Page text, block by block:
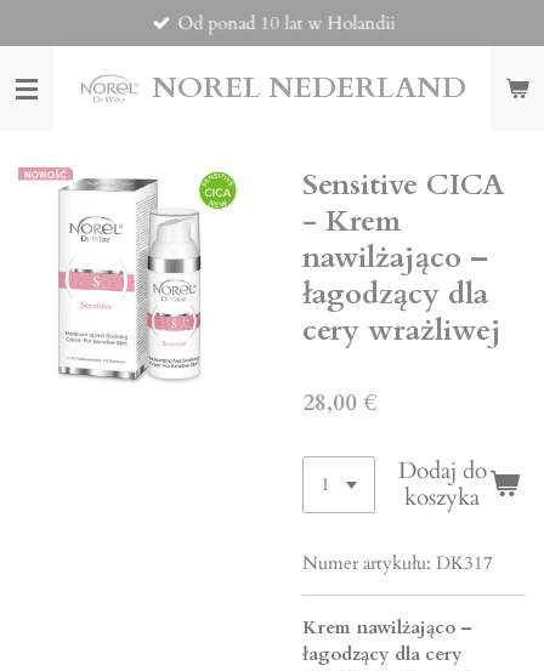
do
głównej
treści
NOREL NEDERLAND
Od ponad 10 lat w Holandii
Sensitive CICA
- Krem
nawilżająco –
łagodzący dla
cery wrażliwej
28,00 €
Dodaj do
koszyka
Numer artykułu: DK317
Krem nawilżająco –
łagodzący dla cery